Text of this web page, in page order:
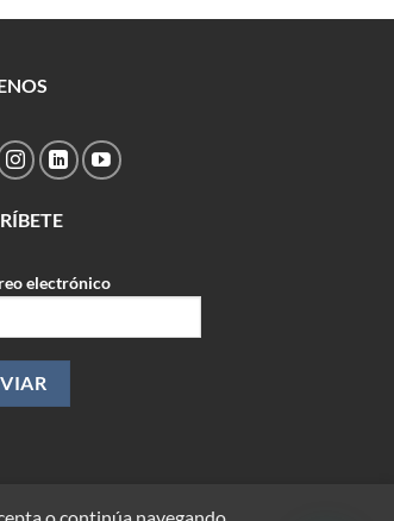
electrónico